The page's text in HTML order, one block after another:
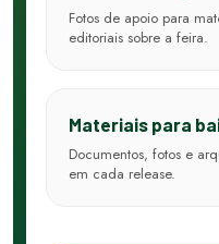
Fotos de apoio para
editoriais sobre a feira.
Materiais para
Documentos, fotos e
em cada release.